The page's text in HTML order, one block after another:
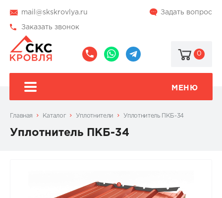
mail@skskrovlya.ru Задать вопрос
Заказать звонок
0
МЕНЮ
Главная Каталог Уплотнители Уплотнитель ПКБ-34
Уплотнитель ПКБ-34